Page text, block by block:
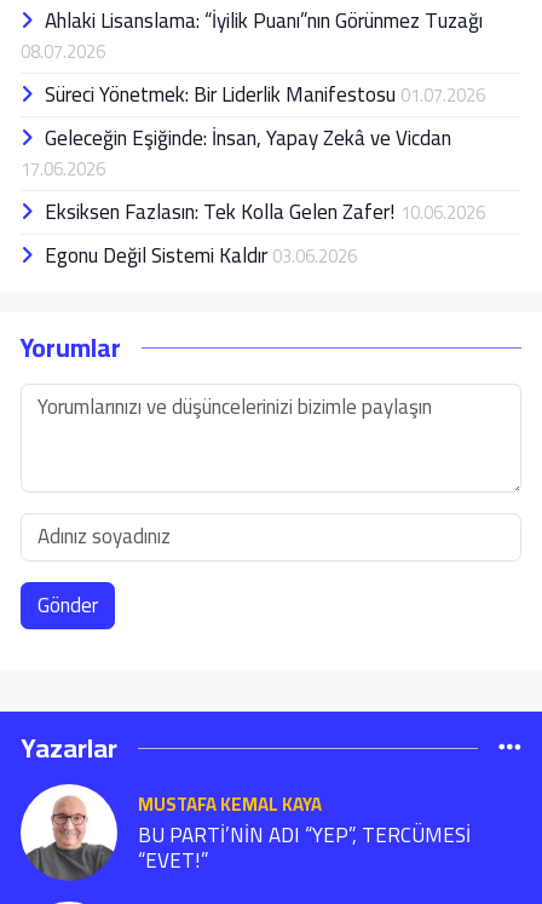
Ahlaki Lisanslama: “İyilik Puanı”nın Görünmez Tuzağı
08.07.2026
Süreci Yönetmek: Bir Liderlik Manifestosu 01.07.2026
Geleceğin Eşiğinde: İnsan, Yapay Zekâ ve Vicdan
17.06.2026
Eksiksen Fazlasın: Tek Kolla Gelen Zafer! 10.06.2026
Egonu Değil Sistemi Kaldır03.06.2026
Yorumlar
Gönder
Yazarlar
MUSTAFA KEMAL KAYA
BU PARTİ’NİN ADI “YEP”, TERCÜMESİ
“EVET!”